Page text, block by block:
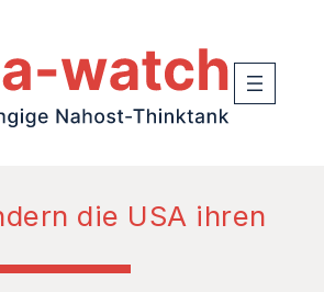
die USA ihren